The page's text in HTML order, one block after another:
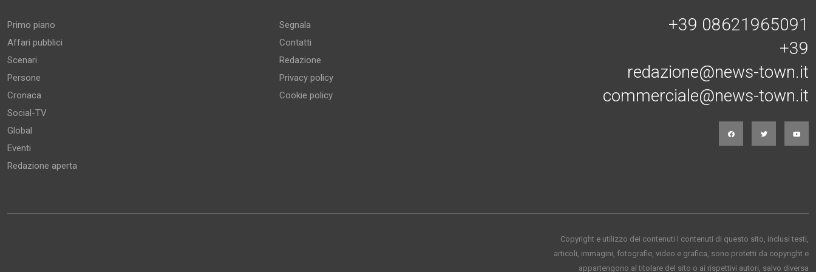
Primo piano
Affari pubblici
Scenari
Persone
Cronaca
Social-TV
Global
Eventi
Redazione aperta
Segnala
Contatti
Redazione
Privacy policy
Cookie policy
+39 08621965091
+39
redazione@news-town.it
commerciale@news-town.it
Copyright e utilizzo dei contenuti I contenuti di questo sito, inclusi testi,
articoli, immagini, fotografie, video e grafica, sono protetti da copyright e
appartengono al titolare del sito o ai rispettivi autori, salvo diversa